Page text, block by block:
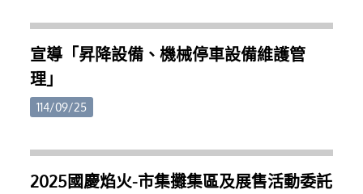
洽詢。
(四)土地已設定他項權利，應檢附他項權利人同意於
辦理交換土地所有權移轉登記時，同時塗銷原設定他
項權利之同意書(格式如附件三)。(五)土地已興建臨時
建築使用者，應檢附臨時建築物權利人同意於勘查前
自行拆除騰空之同意書(格式如附件三)；其自願贈與
地無出租、出借、被占用、限制登記或有產權糾紛之
承或配偶、直系血親間之贈與而移轉者，其持有年限
宣導「昇降設備、機械停車設備維護管
理」
114/09/25
2025國慶焰火-市集攤集區及展售活動委託